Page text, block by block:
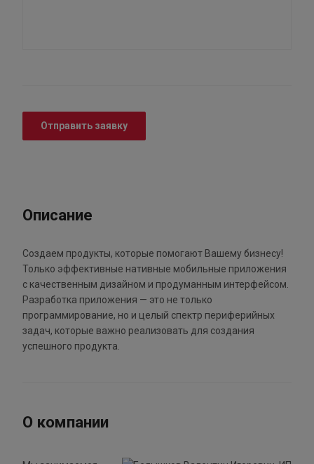
Отправить заявку
Описание
Создаем продукты, которые помогают Вашему бизнесу!
Только эффективные нативные мобильные приложения
с качественным дизайном и продуманным интерфейсом.
Разработка приложения — это не только
программирование, но и целый спектр периферийных
задач, которые важно реализовать для создания
успешного продукта.
О компании